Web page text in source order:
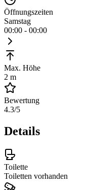
Öffnungszeiten
Samstag
00:00 - 00:00
Max. Höhe
2 m
Bewertung
4.3/5
Details
Toilette
Toiletten vorhanden